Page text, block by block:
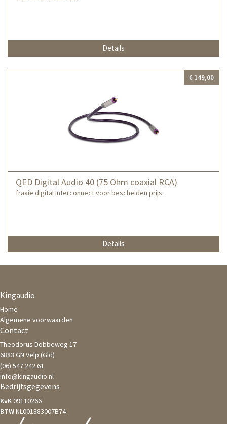
Details
QED Digital Audio 40 (75 Ohm coaxial RCA)
fraaie digital interconnect voor bescheiden prijs.
€ 149,00
Details
Kingaudio
Home
Algemene voorwaarden
Contact
Theodorus Dobbeweg 17
6883 GN Velp (Gld)
(06) 547 242 61
info@kingaudio.nl
Bedrijfsgegevens
KvK09110266
BTWNL001883007B74